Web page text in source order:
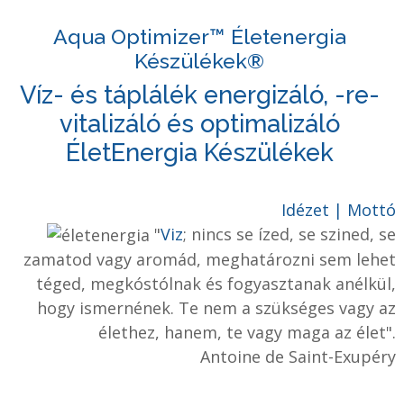
Aqua Optimizer™ Életenergia
Készülékek®
Víz- és táplálék energizáló, -re-
vitalizáló és optimalizáló
ÉletEnergia Készülékek
Idézet | Mottó
"Viz; nincs se ízed, se szined, se
zamatod vagy aromád, meghatározni sem lehet
téged, megkóstólnak és fogyasztanak anélkül,
hogy ismernének. Te nem a szükséges vagy az
élethez, hanem, te vagy maga az élet".
Antoine de Saint-Exupéry